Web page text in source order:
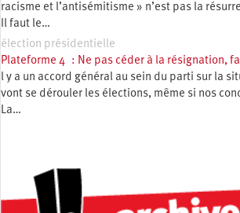
racisme et l’antisémitisme » n’est pas la
Il faut le…
élection présidentielle
Plateforme 4 : Ne pas céder à la résignation,
l y a un accord général au sein du parti sur la
vont se dérouler les élections, même si nos
La…